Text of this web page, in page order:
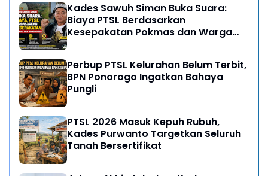
Kades Sawuh Siman Buka Suara:
Biaya PTSL Berdasarkan
Kesepakatan Pokmas dan Warga
Perbup PTSL Kelurahan Belum Terbit,
BPN Ponorogo Ingatkan Bahaya
Pungli
PTSL 2026 Masuk Kepuh Rubuh,
Kades Purwanto Targetkan Seluruh
Tanah Bersertifikat